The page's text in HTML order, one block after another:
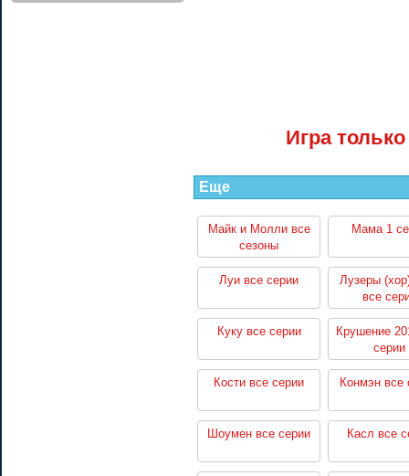
Игра
Еще
Майк и Молли все
сезоны
Мама 1
Луи все серии
Лузеры
все
Куку все серии
Крушение
серии
Кости все серии Конмэн все
Шоумен все серии Касл все